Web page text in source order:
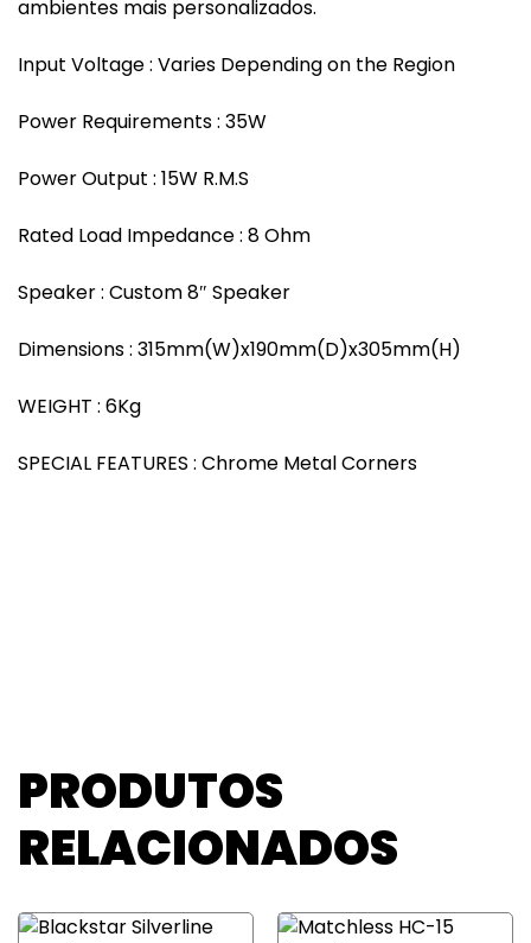
ambientes mais personalizados.
Input Voltage : Varies Depending on the Region
Power Requirements : 35W
Power Output : 15W R.M.S
Rated Load Impedance : 8 Ohm
Speaker : Custom 8″ Speaker
Dimensions : 315mm(W)x190mm(D)x305mm(H)
WEIGHT : 6Kg
SPECIAL FEATURES : Chrome Metal Corners
PRODUTOS
RELACIONADOS